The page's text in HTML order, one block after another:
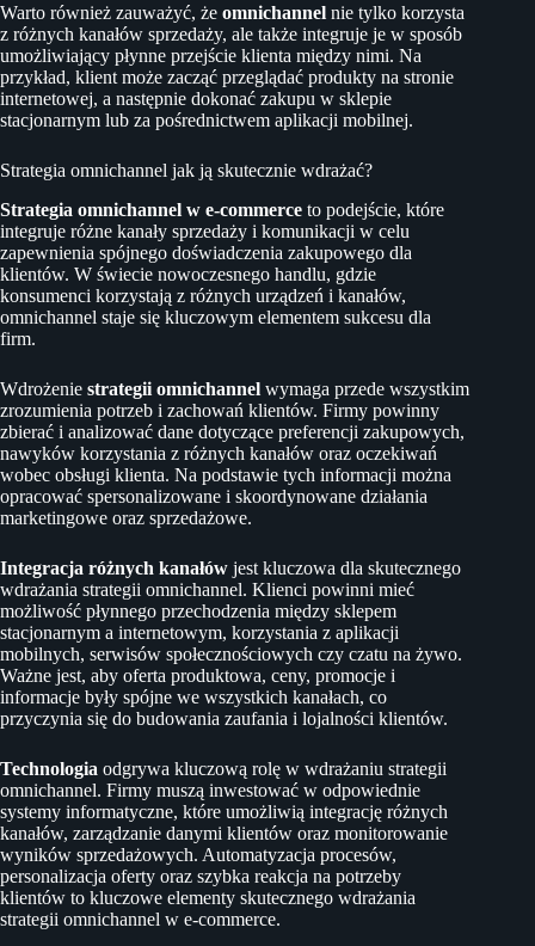
Warto również zauważyć, że omnichannel nie tylko korzysta
z różnych kanałów sprzedaży, ale także integruje je w sposób
umożliwiający płynne przejście klienta między nimi. Na
przykład, klient może zacząć przeglądać produkty na stronie
internetowej, a następnie dokonać zakupu w sklepie
stacjonarnym lub za pośrednictwem aplikacji mobilnej.
Strategia omnichannel jak ją skutecznie wdrażać?
Strategia omnichannel w e-commerce to podejście, które
integruje różne kanały sprzedaży i komunikacji w celu
zapewnienia spójnego doświadczenia zakupowego dla
klientów. W świecie nowoczesnego handlu, gdzie
konsumenci korzystają z różnych urządzeń i kanałów,
omnichannel staje się kluczowym elementem sukcesu dla
firm.
Wdrożenie strategii omnichannel wymaga przede wszystkim
zrozumienia potrzeb i zachowań klientów. Firmy powinny
zbierać i analizować dane dotyczące preferencji zakupowych,
nawyków korzystania z różnych kanałów oraz oczekiwań
wobec obsługi klienta. Na podstawie tych informacji można
opracować spersonalizowane i skoordynowane działania
marketingowe oraz sprzedażowe.
Integracja różnych kanałów jest kluczowa dla skutecznego
wdrażania strategii omnichannel. Klienci powinni mieć
możliwość płynnego przechodzenia między sklepem
stacjonarnym a internetowym, korzystania z aplikacji
mobilnych, serwisów społecznościowych czy czatu na żywo.
Ważne jest, aby oferta produktowa, ceny, promocje i
informacje były spójne we wszystkich kanałach, co
przyczynia się do budowania zaufania i lojalności klientów.
Technologia odgrywa kluczową rolę w wdrażaniu strategii
omnichannel. Firmy muszą inwestować w odpowiednie
systemy informatyczne, które umożliwią integrację różnych
kanałów, zarządzanie danymi klientów oraz monitorowanie
wyników sprzedażowych. Automatyzacja procesów,
personalizacja oferty oraz szybka reakcja na potrzeby
klientów to kluczowe elementy skutecznego wdrażania
strategii omnichannel w e-commerce.